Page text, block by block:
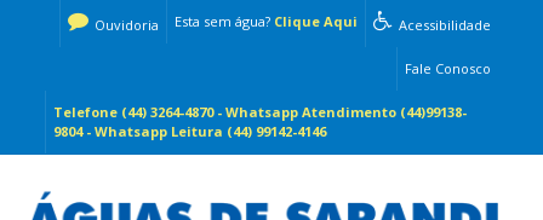
Acessibilidade
Esta sem água? Clique Aqui
Ouvidoria
Fale Conosco
Telefone (44) 3264-4870 - Whatsapp Atendimento (44)99138-
9804 - Whatsapp Leitura (44) 99142-4146